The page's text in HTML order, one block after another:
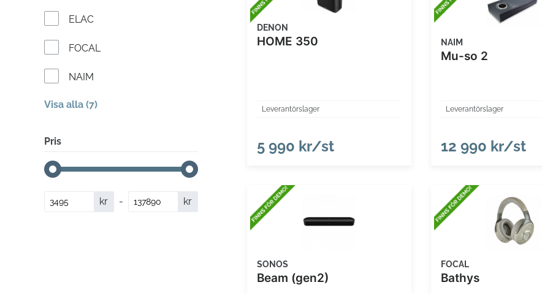
ELAC
FOCAL
NAIM
Visa alla (7)
Pris
kr - kr
DENON
HOME 350
Leverantörslager
5 990 kr/st
NAIM
Mu-so 2
Leverantörslager
12 990 kr/st
SONOS
Beam (gen2)
FOCAL
Bathys